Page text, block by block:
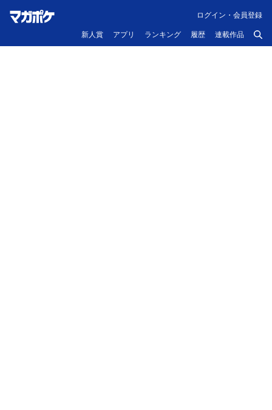
新人賞 アプリ ランキング 履歴 連載作品
ログイン・会員登録